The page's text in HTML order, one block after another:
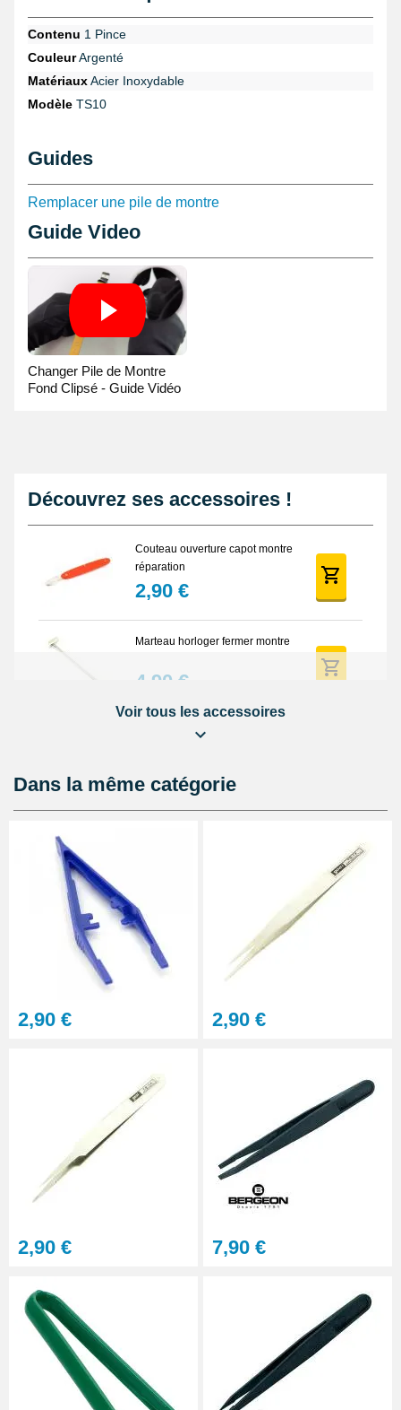
Acier inoxydable
Contenu 1 Pince
CouleurArgenté
MatériauxAcier Inoxydable
Modèle TS10
Guides
Remplacer une pile de montre
Guide Video
Changer Pile de Montre
Fond Clipsé - Guide Vidéo
Découvrez ses accessoires !
Couteau ouverture capot montre
réparation
2,90 €
Marteau horloger fermer montre
4,90 €
Outil soulever couvercle arrière
4,90 €
Embout gonfleur balles
ouverture montre
1,90 €
Lunette grossissante - Loupe
Horloger et LED
Loupe grossissante 10X avec
Loupe grossissante 10X
Voir tous les accessoires
Dans la même catégorie
2,90 € 2,90 €
2,90 € 7,90 €